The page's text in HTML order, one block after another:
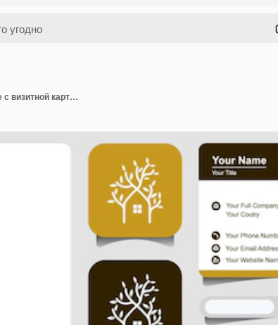
Иллюстрация шаблона дизайна логотипа дома на дереве с визитной карточкой. Дерево дома логотип дизайн вектор, природа эко дом логотип печати